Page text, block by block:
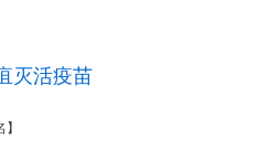
灭活疫苗